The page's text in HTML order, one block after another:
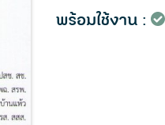
พร้อมใช้งาน :